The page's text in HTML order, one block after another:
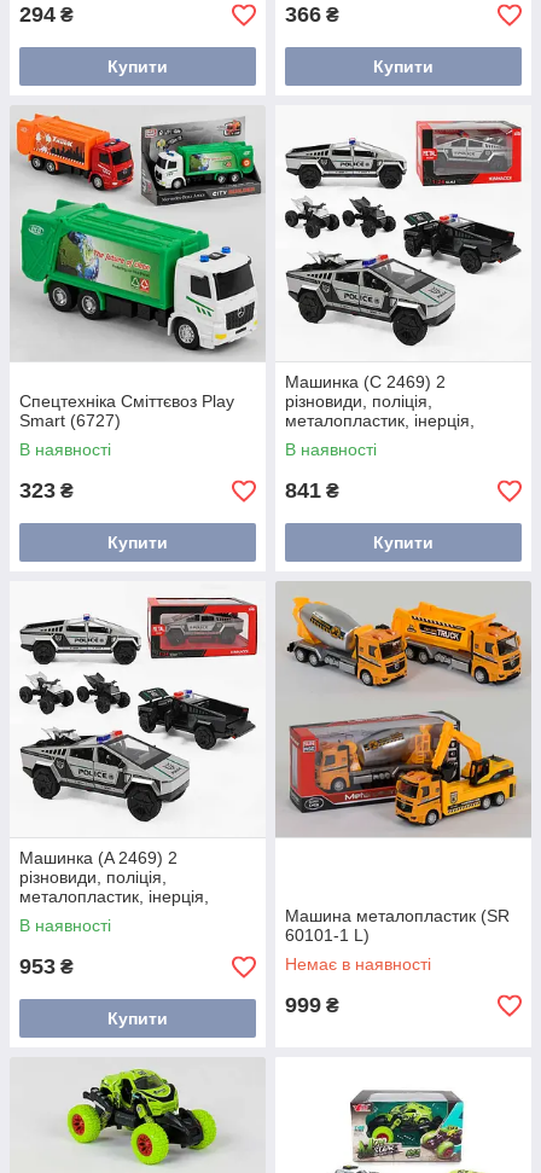
294 ₴
Купити
366 ₴
Купити
Спецтехніка Сміттєвоз Play
Smart (6727)
В наявності
323 ₴
Купити
Машинка (C 2469) 2
різновиди, поліція,
металопластик, інерція,
звуки, підсвітка, 1:24,
відчиняються двері та капот,
В наявності
841 ₴
Купити
Машинка (A 2469) 2
різновиди, поліція,
металопластик, інерція,
звуки, світло, 1:24,
відчиняються двері та капот,
В наявності
953 ₴
Купити
Машина металопластик (SR
60101-1 L)
Немає в наявності
999 ₴